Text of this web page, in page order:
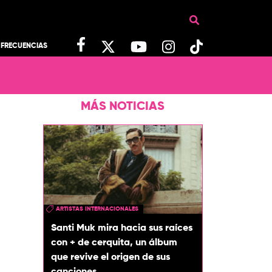
FRECUENCIAS
MÁS NOTICIAS
ARTISTAS INTERNACIONALES
Santi Muk mira hacia sus raíces
con + de cerquita, un álbum
que revive el origen de sus